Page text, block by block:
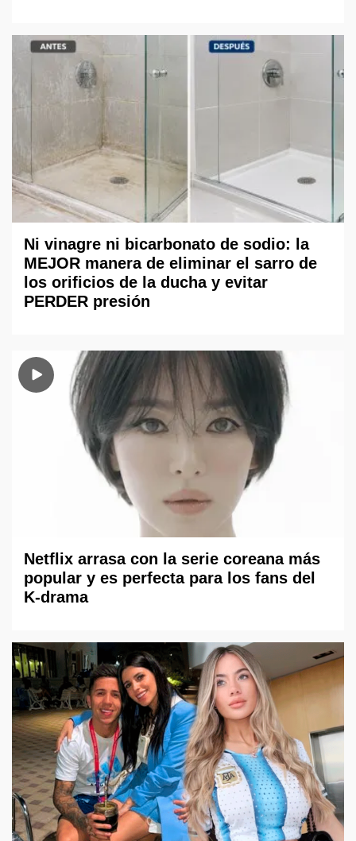
Ni vinagre ni bicarbonato de sodio: la
MEJOR manera de eliminar el sarro de
los orificios de la ducha y evitar
PERDER presión
Netflix arrasa con la serie coreana más
popular y es perfecta para los fans del
K-drama